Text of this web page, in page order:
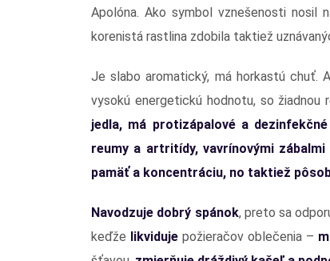
Apolóna. Ako symbol vznešenosti nosil
korenistá rastlina zdobila taktiež
Je slabo aromatický, má horkastú chuť.
vysokú energetickú hodnotu, so žiadnou
jedla, má protizápalové a
reumy a artritídy, vavrínovými
pamäť a koncentráciu, no taktiež
Navodzuje dobrý spánok, preto sa
keďže likvidujepožieračov oblečenia –